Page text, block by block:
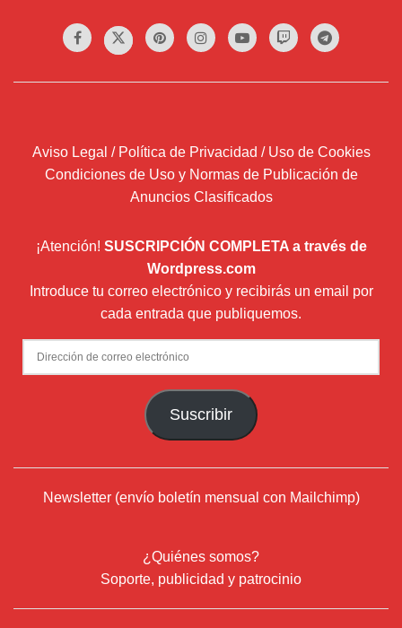
Aviso Legal / Política de Privacidad / Uso de Cookies
Condiciones de Uso y Normas de Publicación de
Anuncios Clasificados
¡Atención! SUSCRIPCIÓN COMPLETA a través de
Wordpress.com
Introduce tu correo electrónico y recibirás un email por
cada entrada que publiquemos.
Dirección
de
Suscribir
Newsletter (envío boletín mensual con Mailchimp)
¿Quiénes somos?
Soporte, publicidad y patrocinio